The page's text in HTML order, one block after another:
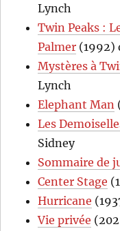
Lynch
Twin Peaks :
Palmer (1992)
Mystères à
Lynch
Elephant Man
Les
Sidney
Sommaire de
Center Stage
Hurricane
Vie privée